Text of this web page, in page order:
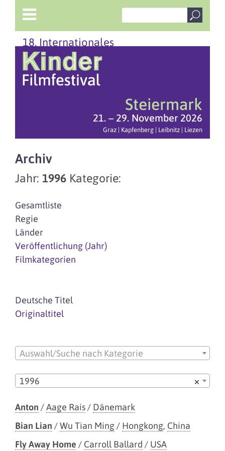
18. Internationales
Steiermark
21. – 29. November 2026
Graz | Kapfenberg | Leibnitz | Liezen
Archiv
Jahr: 1996 Kategorie:
Gesamtliste
Regie
Länder
Veröffentlichung (Jahr)
Filmkategorien
Deutsche Titel
Originaltitel
Auswahl/Suche nach Kategorie
×
1996
Anton /Aage Rais/ Dänemark
Bian Lian /Wu Tian Ming/ Hongkong, China
Fly Away Home / Carroll Ballard / USA